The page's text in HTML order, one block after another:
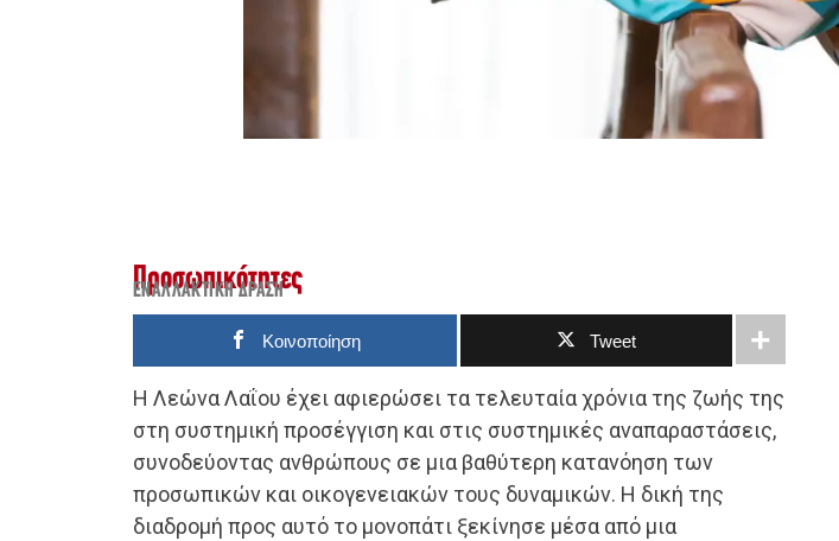
Προσωπικότητες
ΕΝΑΛΛΑΚΤΙΚΉ ΔΡΆΣΗ
Κοινοποίηση Tweet
Η Λεώνα Λαΐου έχει αφιερώσει τα τελευταία χρόνια της ζωής της
στη συστημική προσέγγιση και στις συστημικές αναπαραστάσεις,
συνοδεύοντας ανθρώπους σε μια βαθύτερη κατανόηση των
προσωπικών και οικογενειακών τους δυναμικών. Η δική της
διαδρομή προς αυτό το μονοπάτι ξεκίνησε μέσα από μια